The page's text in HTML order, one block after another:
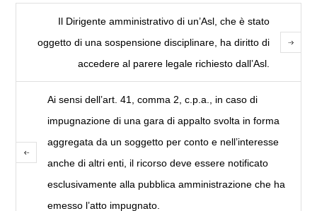
Il Dirigente amministrativo di un’Asl, che è stato
oggetto di una sospensione disciplinare, ha diritto di
accedere al parere legale richiesto dall’Asl.
Ai sensi dell’art. 41, comma 2, c.p.a., in caso di
impugnazione di una gara di appalto svolta in forma
aggregata da un soggetto per conto e nell’interesse
anche di altri enti, il ricorso deve essere notificato
esclusivamente alla pubblica amministrazione che ha
emesso l’atto impugnato.